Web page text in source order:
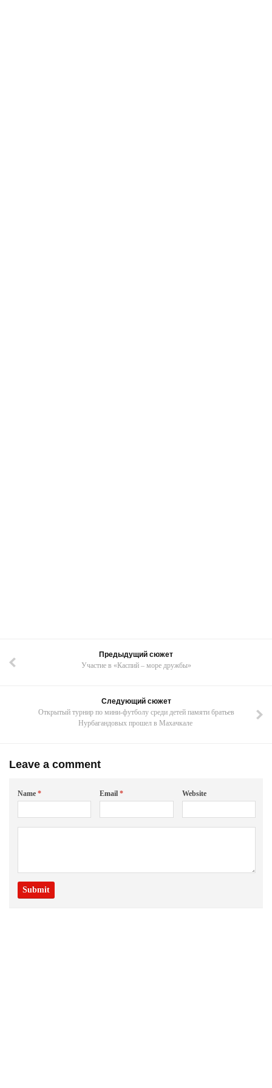
Предыдущий сюжет
Участие в «Каспий – море дружбы»
Следующий сюжет
Открытый турнир по мини-футболу среди детей памяти братьев
Нурбагандовых прошел в Махачкале
Leave a comment
Name * Email* Website